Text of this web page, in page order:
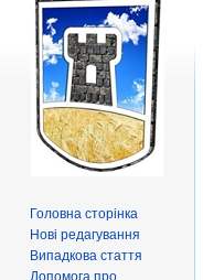
Головна сторінка
Нові редагування
Випадкова стаття
Допомога про